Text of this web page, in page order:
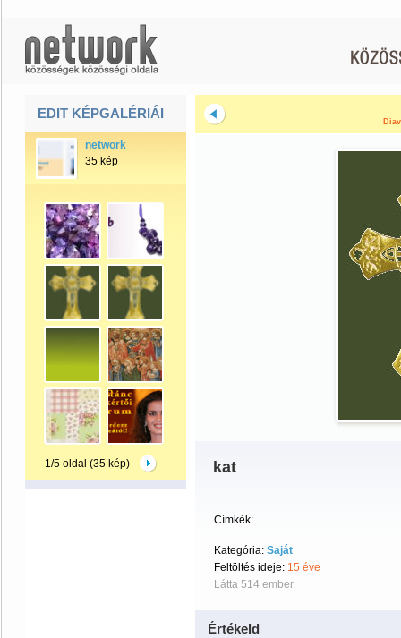
EDIT KÉPGALÉRIÁI
network
35 kép
1/5 oldal (35 kép) kat
Címkék:
Kategória: Saját
Feltöltés ideje: 15 éve
Látta 514 ember.
Értékeld